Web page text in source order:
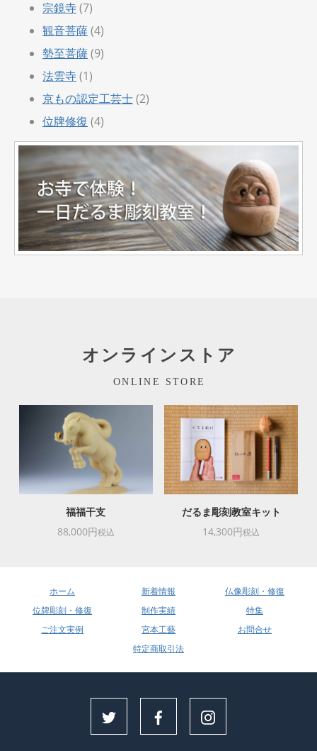
宗鏡寺(7)
観音菩薩(4)
勢至菩薩(9)
法雲寺(1)
京もの認定工芸士(2)
位牌修復 (4)
オンラインストア
ONLINE STORE
福福干支
88,000円税込
だるま彫刻教室キット
14,300円税込
ホーム 新着情報
仏像彫刻・修復
位牌彫刻・修復
制作実績
特集
ご注文実例
宮本工藝
お問合せ
特定商取引法